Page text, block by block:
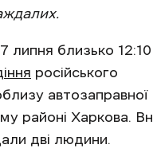
липня близько 12:10
російського
автозаправної
районі Харкова.
дві людини.